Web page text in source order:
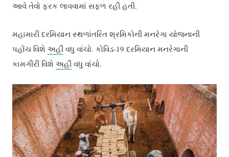
આવે તેવો ફરક લાવવામાં સફળ રહી હતી.
મહામારી દરમિયાન સ્થળાંતરિત શ્રમિકોની મનરેગા યોજનાની
પહોંચ વિશેઅહીં વધુ વાંચો. કોવિડ-19 દરમિયાન મનરેગાની
કામગીરી વિશેઅહીં વધુ વાંચો.